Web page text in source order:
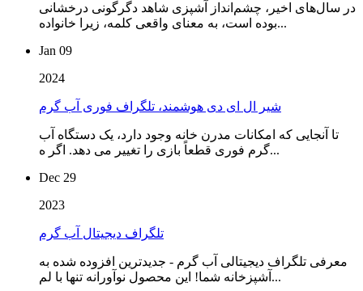
در سال‌های اخیر، چشم‌انداز آشپزی شاهد دگرگونی درخشانی
بوده است، به معنای واقعی کلمه، زیرا خانواده...
Jan 09
2024
شیر ال ای دی هوشمند، تلگراف فوری آب گرم
تا آنجایی که امکانات مدرن خانه وجود دارد، یک دستگاه آب
گرم فوری قطعاً بازی را تغییر می دهد. اگر ه...
Dec 29
2023
تلگراف دیجیتال آب گرم
معرفی تلگراف دیجیتالی آب گرم - جدیدترین افزوده شده به
آشپزخانه شما! این محصول نوآورانه تنها با لم...